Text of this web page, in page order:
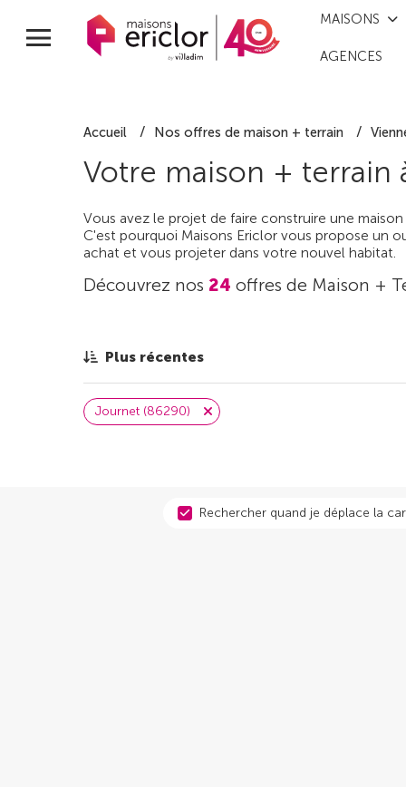
MAISONS
AGENCES
Accueil Nos offres de maison + terrain
Votre maison + terrain
Vous avez le projet de faire construire une
C'est pourquoi Maisons Ericlor vous propose un
achat et vous projeter dans votre nouvel habitat.
Découvrez nos 24 offres de Maison +
Plus récentes
Journet (86290)
Rechercher quand je déplace la